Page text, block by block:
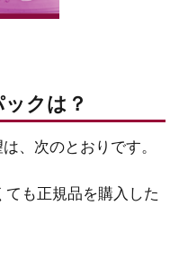
クは？
、次のとおりです。
も正規品を購入した